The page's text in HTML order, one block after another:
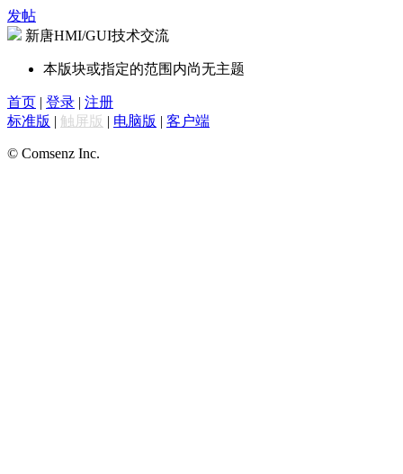
发帖
新唐HMI/GUI技术交流
本版块或指定的范围内尚无主题
首页 | 登录 | 注册
标准版 | 触屏版 | 电脑版 | 客户端
© Comsenz Inc.